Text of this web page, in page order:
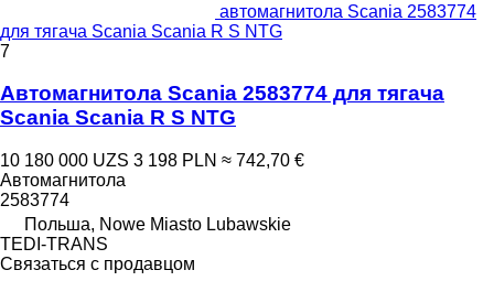
автомагнитола Scania 2583774
для тягача Scania Scania R S NTG
7
Автомагнитола Scania 2583774 для тягача
Scania Scania R S NTG
10 180 000 UZS 3 198 PLN ≈ 742,70 €
Автомагнитола
2583774
Польша, Nowe Miasto Lubawskie
TEDI-TRANS
Связаться с продавцом